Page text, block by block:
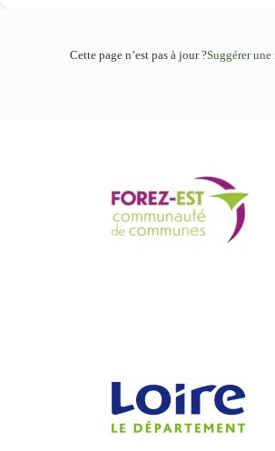
Cette page n’est pas à jour ?Suggérer